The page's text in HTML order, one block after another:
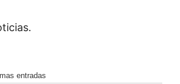
entradas